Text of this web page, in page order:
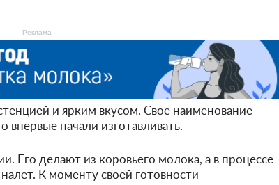
- Реклама -
и ярким вкусом. Свое наименование
впервые начали изготавливать.
Его делают из коровьего молока, а в процессе
К моменту своей готовности